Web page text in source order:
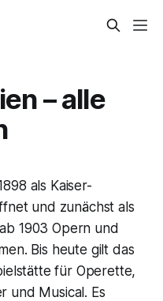
– alle
als Kaiser-
und zunächst als
1903 Opern und
Bis heute gilt das
für Operette,
und Musical. Es